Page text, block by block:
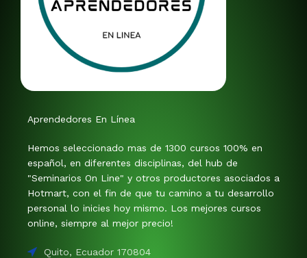
Aprendedores En Línea
Hemos seleccionado mas de 1300 cursos 100% en
español, en diferentes disciplinas, del hub de
"Seminarios On Line" y otros productores asociados a
Hotmart, con el fin de que tu camino a tu desarrollo
personal lo inicies hoy mismo. Los mejores cursos
online, siempre al mejor precio!
Quito, Ecuador 170804